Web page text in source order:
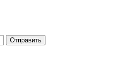
Отправить